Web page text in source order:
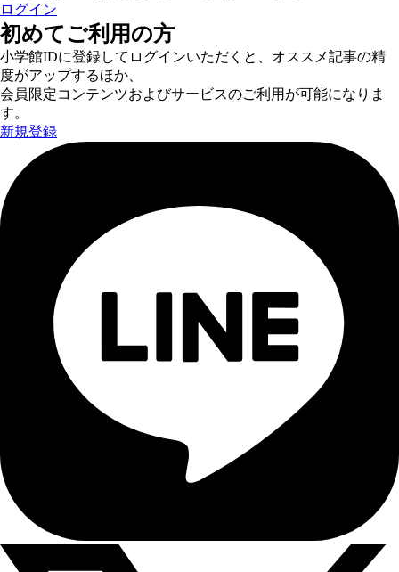
ログイン
初めてご利用の方
小学館IDに登録してログインいただくと、オススメ記事の精
度がアップするほか、
会員限定コンテンツおよびサービスのご利用が可能になりま
す。
新規登録